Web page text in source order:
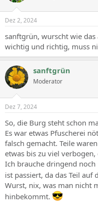
Dez 2, 2024
sanftgrün, wurscht wie
wichtig und richtig, muss
sanftgrün
Moderator
Dez 7, 2024
So, die Burg steht schon
Es war etwas Pfuscherei
falsch gemacht. Teile
etwas bis zu viel
Ich brauche dringend
ist passiert, da das Teil auf
Wurst, nix, was man nicht
hinbekommt.